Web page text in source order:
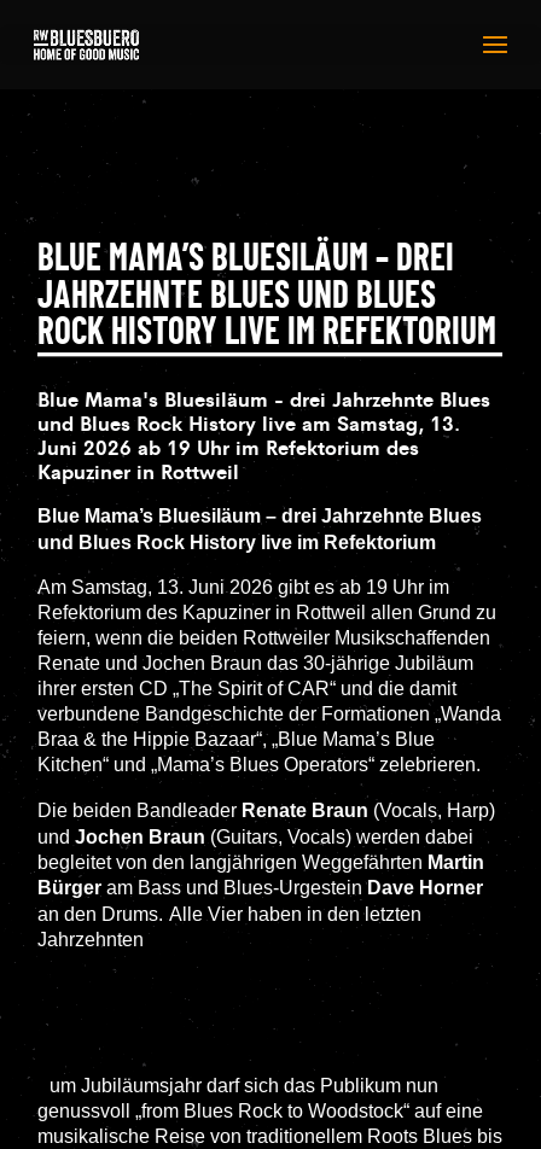
BLUE MAMA’S BLUESILÄUM – DREI
JAHRZEHNTE BLUES UND BLUES
ROCK HISTORY LIVE IM REFEKTORIUM
Blue Mama's Bluesiläum - drei Jahrzehnte Blues
und Blues Rock History live am Samstag, 13.
Juni 2026 ab 19 Uhr im Refektorium des
Kapuziner in Rottweil
Blue Mama’s Bluesiläum – drei Jahrzehnte Blues
und Blues Rock History live im Refektorium
Am Samstag, 13. Juni 2026 gibt es ab 19 Uhr im
Refektorium des Kapuziner in Rottweil allen Grund zu
feiern, wenn die beiden Rottweiler Musikschaffenden
Renate und Jochen Braun das 30-jährige Jubiläum
ihrer ersten CD „The Spirit of CAR“ und die damit
verbundene Bandgeschichte der Formationen „Wanda
Braa & the Hippie Bazaar“, „Blue Mama’s Blue
Kitchen“ und „Mama’s Blues Operators“ zelebrieren.
Die beiden Bandleader Renate Braun (Vocals, Harp)
undJochen Braun (Guitars, Vocals) werden dabei
begleitet von den langjährigen Weggefährten Martin
Bürgeram Bass und Blues-UrgesteinDave Horner
an den Drums. Alle Vier haben in den letzten
Jahrzehntenmit vielen internationalen Größen wie der
Rocklegende Man, Jim Kahr, Guitar Crusher, Blue
Deal, Danny Bryant oder den Ladies des „Blues
Caravan“ Deborah Coleman, Candye Kane und Dani
um Jubiläumsjahr darf sich das Publikum nun
genussvoll „from Blues Rock to Woodstock“ auf eine
musikalische Reise von traditionellem Roots Blues bis